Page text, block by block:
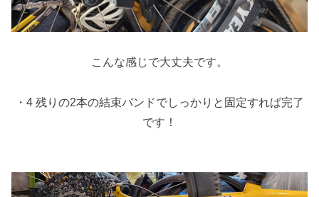
こんな感じで大丈夫です。
・4 残りの2本の結束バンドでしっかりと固定すれば完了
です！